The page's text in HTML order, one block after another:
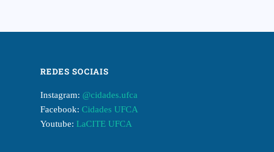
REDES SOCIAIS
Instagram: @cidades.ufca
Facebook:Cidades UFCA
Youtube:LaCITE UFCA